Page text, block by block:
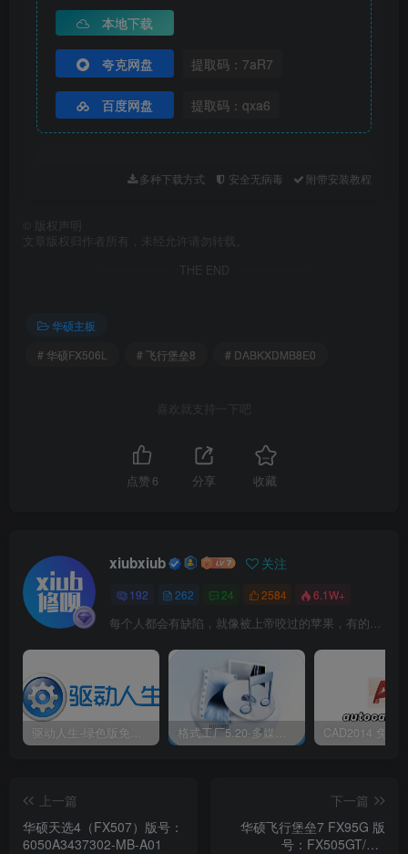
本地下载
夸克网盘 提取码：7aR7
百度网盘 提取码：qxa6
多种下载方式 安全无病毒 附带安装教程
版权声明
文章版权归作者所有，未经允许请勿转载。
THE END
华硕主板
# 华硕FX506L
# 飞行堡垒8 # DABKXDMB8E0
喜欢就支持一下吧
点赞 6 分享 收藏
xiubxiub 关注
192 262 24 2584 6.1W+
上一篇
华硕天选4（FX507）版号：
6050A3437302-MB-A01
下一篇
华硕飞行堡垒7 FX95G 版
号：FX505GT/MB